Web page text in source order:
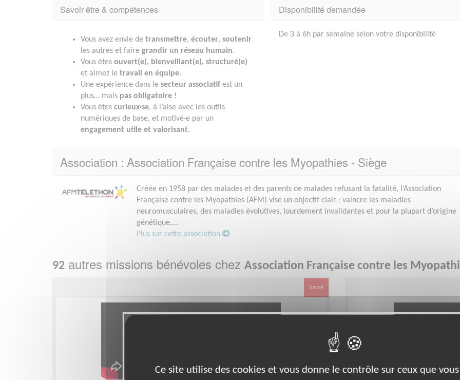
Savoir être & compétences
Vous avez envie de transmettre, écouter, soutenir
les autres et faire grandir un réseau humain.
Vous êtes ouvert(e), bienveillant(e), structuré(e)
et aimez le travail en équipe.
Une expérience dans le secteur associatif est un
plus… mais pas obligatoire !
Vous êtes curieux·se, à l’aise avec les outils
numériques de base, et motivé·e par un
engagement utile et valorisant.
Disponibilité demandée
De 3 à 6h par semaine selon votre disponibilité
Association : Association Française contre les Myopathies - Siège
Créée en 1958 par des malades et des parents de malades refusant la fatalité, l’Association
Française contre les Myopathies (AFM) vise un objectif clair : vaincre les maladies
neuromusculaires, des maladies évolutives, lourdement invalidantes et pour la plupart d’origine
génétique,...
Plus sur cette association
92 autres missions bénévoles chez Association Française contre les
Santé
Ce site utilise des cookies et vous donne le contrôle sur ceux que